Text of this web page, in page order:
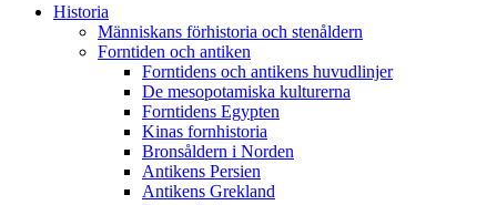
Historia
Människans förhistoria och stenåldern
Forntiden och antiken
Forntidens och antikens huvudlinjer
De mesopotamiska kulturerna
Forntidens Egypten
Kinas fornhistoria
Bronsåldern i Norden
Antikens Persien
Antikens Grekland